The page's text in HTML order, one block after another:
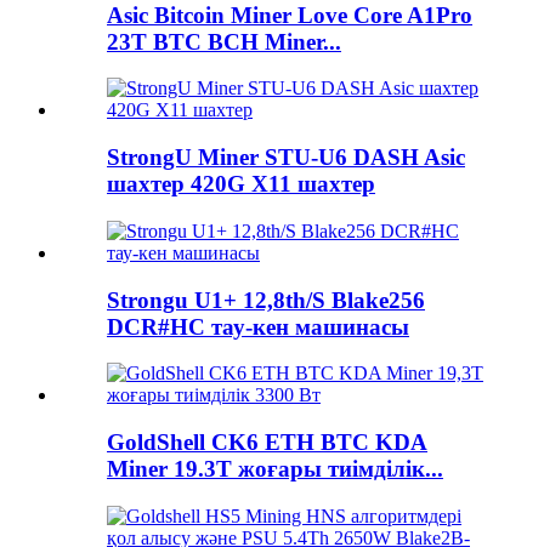
Asic Bitcoin Miner Love Core A1Pro
23T BTC BCH Miner...
StrongU Miner STU-U6 DASH Asic
шахтер 420G X11 шахтер
Strongu U1+ 12,8th/S Blake256
DCR#HC тау-кен машинасы
GoldShell CK6 ETH BTC KDA
Miner 19.3T жоғары тиімділік...